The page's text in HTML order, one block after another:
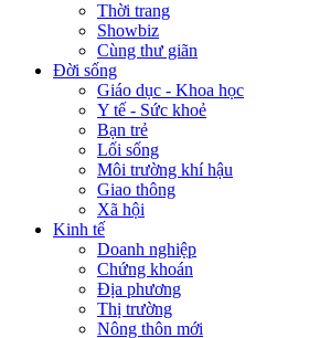
Thời trang
Showbiz
Cùng thư giãn
Đời sống
Giáo dục - Khoa học
Y tế - Sức khoẻ
Bạn trẻ
Lối sống
Môi trường khí hậu
Giao thông
Xã hội
Kinh tế
Doanh nghiệp
Chứng khoán
Địa phương
Thị trường
Nông thôn mới